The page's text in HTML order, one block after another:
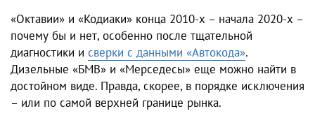
«Октавии» и «Кодиаки» конца 2010-х – начала 2020-х –
почему бы и нет, особенно после тщательной
диагностики и сверки с данными «Автокода».
Дизельные «БМВ» и «Мерседесы» еще можно найти в
достойном виде. Правда, скорее, в порядке исключения
– или по самой верхней границе рынка.